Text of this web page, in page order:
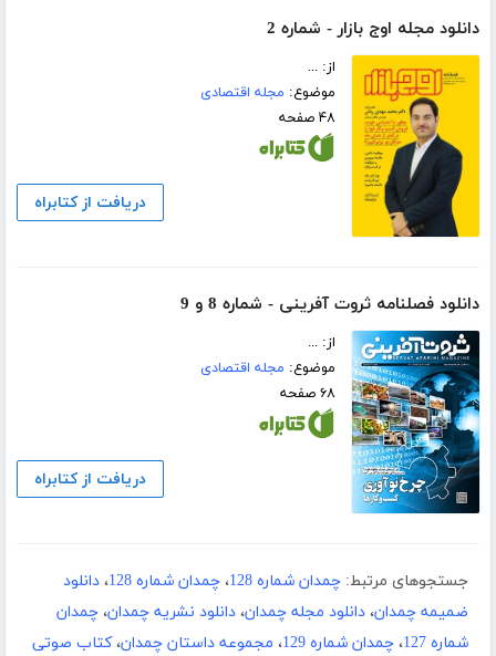
دانلود مجله اوج بازار - شماره 2
از: ...
موضوع: مجله اقتصادی
۴۸ صفحه
دریافت از کتابراه
دانلود فصلنامه ثروت آفرینی - شماره 8 و 9
از: ...
موضوع: مجله اقتصادی
۶۸ صفحه
دریافت از کتابراه
جستجوهای مرتبط: چمدان شماره 128 ، چمدان شماره 128 ، دانلود
ضمیمه چمدان، دانلود مجله چمدان، دانلود نشریه چمدان، چمدان
شماره 127
، چمدان شماره 129 ، مجموعه داستان چمدان،کتاب صوتی